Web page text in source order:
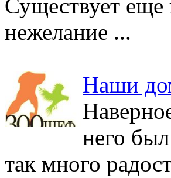
Существует
нежелание ...
Наши
него
так много